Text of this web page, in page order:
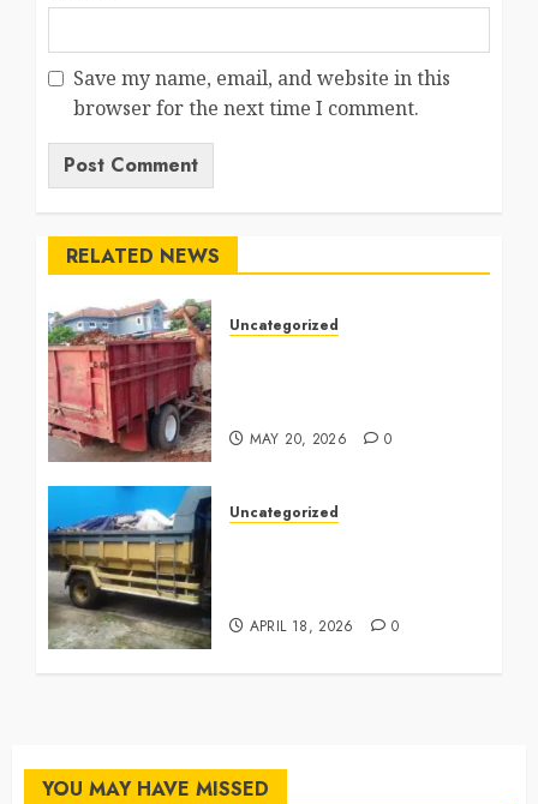
Save my name, email, and website in this
browser for the next time I comment.
RELATED NEWS
Uncategorized
MAY 20, 2026 0
Uncategorized
APRIL 18, 2026 0
YOU MAY HAVE MISSED